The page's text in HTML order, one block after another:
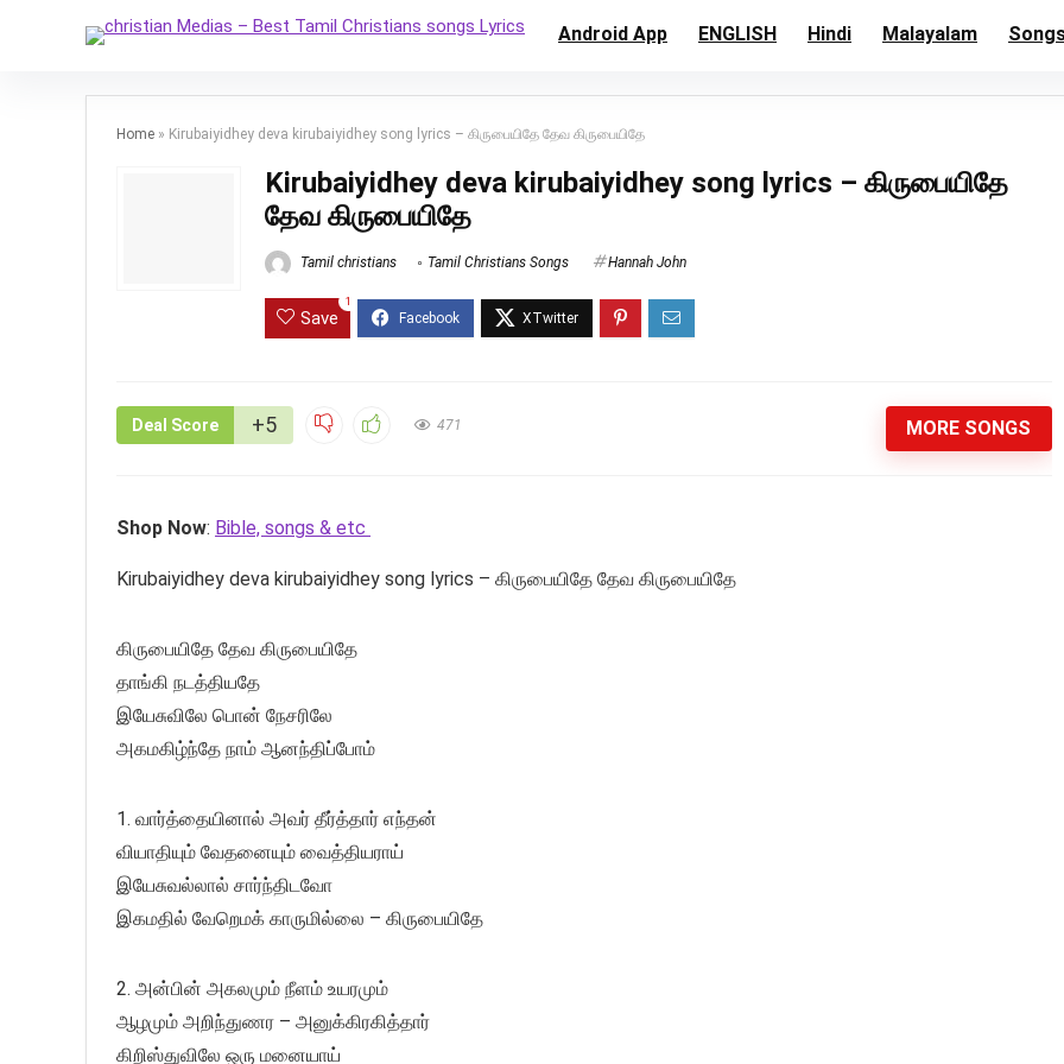
Android App ENGLISH Hindi Malayalam
Home » Kirubaiyidhey deva kirubaiyidhey song lyrics – கிருபையிதே தேவ கிருபையிதே
Kirubaiyidhey deva kirubaiyidhey song lyrics – கிருபையிதே
தேவ கிருபையிதே
Tamil christians Tamil Christians Songs Hannah John
Save
1
Deal Score +5 471 MORE SONGS
Shop Now: Bible, songs & etc
Kirubaiyidhey deva kirubaiyidhey song lyrics – கிருபையிதே தேவ கிருபையிதே
கிருபையிதே தேவ கிருபையிதே
தாங்கி நடத்தியதே
இயேசுவிலே பொன் நேசரிலே
அகமகிழ்ந்தே நாம் ஆனந்திப்போம்
1. வார்த்தையினால் அவர் தீர்த்தார் எந்தன்
வியாதியும் வேதனையும் வைத்தியராய்
இயேசுவல்லால் சார்ந்திடவோ
இகமதில் வேறெமக் காருமில்லை – கிருபையிதே
2. அன்பின் அகலமும் நீளம் உயரமும்
ஆழமும் அறிந்துணர – அனுக்கிரகித்தார்
கிறிஸ்துவிலே ஒரு மனையாய்